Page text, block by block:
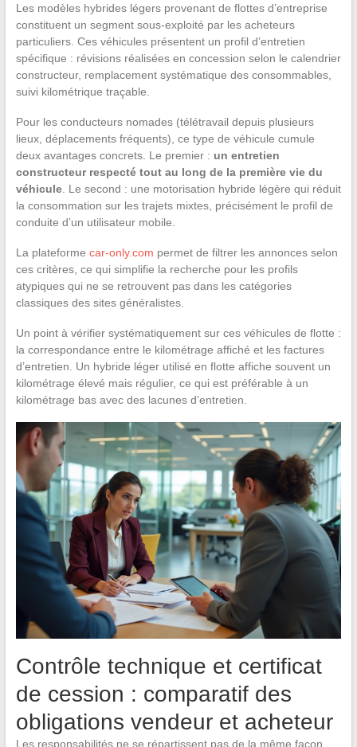
Les modèles hybrides légers provenant de flottes d’entreprise
constituent un segment sous-exploité par les acheteurs
particuliers. Ces véhicules présentent un profil d’entretien
spécifique : révisions réalisées en concession selon le calendrier
constructeur, remplacement systématique des consommables,
suivi kilométrique traçable.
Pour les conducteurs nomades (télétravail depuis plusieurs
lieux, déplacements fréquents), ce type de véhicule cumule
deux avantages concrets. Le premier : un entretien
constructeur respecté tout au long de la première vie du
véhicule. Le second : une motorisation hybride légère qui réduit
la consommation sur les trajets mixtes, précisément le profil de
conduite d’un utilisateur mobile.
La plateforme car-only.com permet de filtrer les annonces selon
ces critères, ce qui simplifie la recherche pour les profils
atypiques qui ne se retrouvent pas dans les catégories
classiques des sites généralistes.
Un point à vérifier systématiquement sur ces véhicules de flotte :
la correspondance entre le kilométrage affiché et les factures
d’entretien. Un hybride léger utilisé en flotte affiche souvent un
kilométrage élevé mais régulier, ce qui est préférable à un
kilométrage bas avec des lacunes d’entretien.
Contrôle technique et certificat
de cession : comparatif des
obligations vendeur et acheteur
Les responsabilités ne se répartissent pas de la même façon